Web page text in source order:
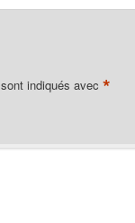
indiqués avec *